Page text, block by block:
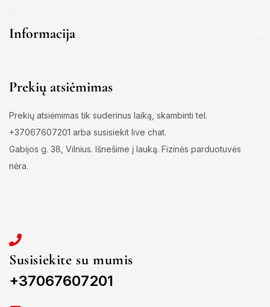
Informacija
Prekių atsiėmimas
Prekių atsiėmimas tik suderinus laiką, skambinti tel.
+37067607201 arba susisiekit live chat.
Gabijos g. 38, Vilnius. Išnešime į lauką. Fizinės parduotuvės
nėra.
Susisiekite su mumis
+37067607201